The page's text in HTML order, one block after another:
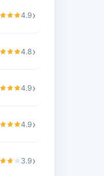
4.9›
4.8›
4.9›
4.9›
3.9›